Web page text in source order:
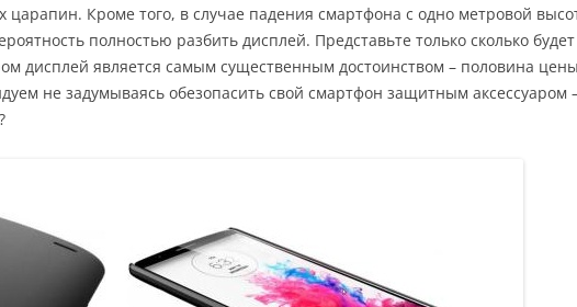
царапин. Кроме того, в случае падения смартфона с одно метровой
полностью разбить дисплей. Представьте только сколько
дисплей является самым существенным достоинством – половина
не задумываясь обезопасить свой смартфон защитным аксессуаром